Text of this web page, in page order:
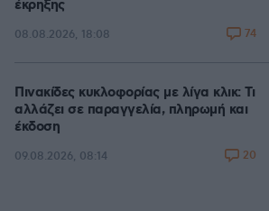
έκρηξης
08.08.2026, 18:08 74
Πινακίδες κυκλοφορίας με λίγα κλικ: Τι
αλλάζει σε παραγγελία, πληρωμή και
έκδοση
09.08.2026, 08:14 20